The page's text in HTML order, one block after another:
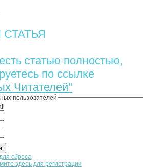
статью полностью,
по ссылке
Читателей"
пользователей
сброса
здесь для регистрации